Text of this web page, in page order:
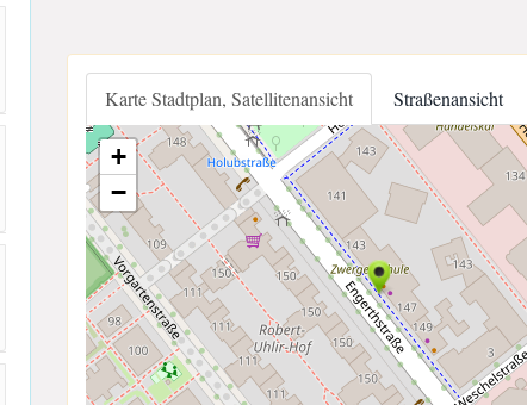
Karte Stadtplan, Satellitenansicht Straßenansicht
+
−